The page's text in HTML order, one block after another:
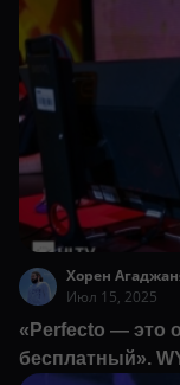
Хорен
Июл 15, 2025
«Perfecto — это
бесплатный».